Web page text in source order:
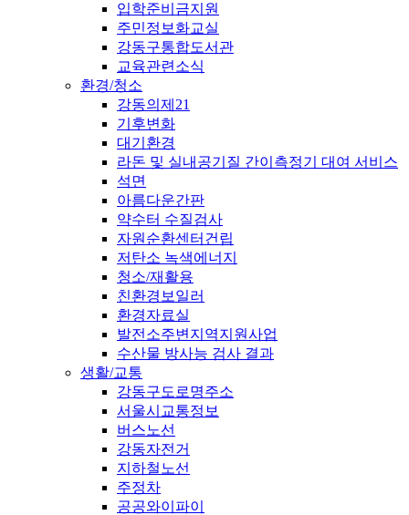
입학준비금지원
주민정보화교실
강동구통합도서관
교육관련소식
환경/청소
강동의제21
기후변화
대기환경
라돈 및 실내공기질 간이측정기 대여 서비스
석면
아름다운간판
약수터 수질검사
자원순환센터건립
저탄소 녹색에너지
청소/재활용
친환경보일러
환경자료실
발전소주변지역지원사업
수산물 방사능 검사 결과
생활/교통
강동구도로명주소
서울시교통정보
버스노선
강동자전거
지하철노선
주정차
공공와이파이